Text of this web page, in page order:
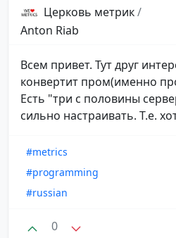
Церковь метрик/
Anton Riab
Всем привет. Тут друг
конвертит пром(именно
Есть "три с половины
сильно настраивать. Т.е.
#metrics
#programming
#russian
0